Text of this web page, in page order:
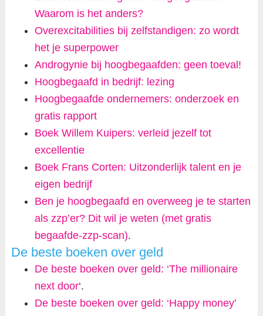
Waarom is het anders?
Overexcitabilities bij zelfstandigen: zo wordt
het je superpower
Androgynie bij hoogbegaafden: geen toeval!
Hoogbegaafd in bedrijf: lezing
Hoogbegaafde ondernemers: onderzoek en
gratis rapport
Boek Willem Kuipers: verleid jezelf tot
excellentie
Boek Frans Corten: Uitzonderlijk talent en je
eigen bedrijf
Ben je hoogbegaafd en overweeg je te starten
als zzp’er? Dit wil je weten (met gratis
begaafde-zzp-scan).
De beste boeken over geld
De beste boeken over geld: ‘The millionaire
next door‘.
De beste boeken over geld: ‘Happy money’